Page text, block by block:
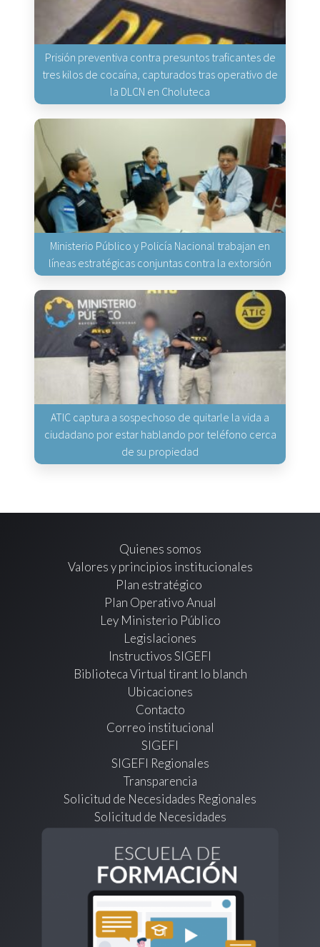
Prisión preventiva contra presuntos traficantes de
tres kilos de cocaína, capturados tras operativo de
la DLCN en Choluteca
Ministerio Público y Policía Nacional trabajan en
líneas estratégicas conjuntas contra la extorsión
ATIC captura a sospechoso de quitarle la vida a
ciudadano por estar hablando por teléfono cerca
de su propiedad
Quienes somos
Valores y principios institucionales
Plan estratégico
Plan Operativo Anual
Ley Ministerio Público
Legislaciones
Instructivos SIGEFI
Biblioteca Virtual tirant lo blanch
Ubicaciones
Contacto
Correo institucional
SIGEFI
SIGEFI Regionales
Transparencia
Solicitud de Necesidades Regionales
Solicitud de Necesidades